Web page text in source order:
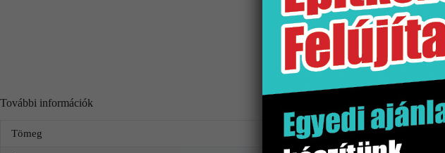
További információk
Tömeg